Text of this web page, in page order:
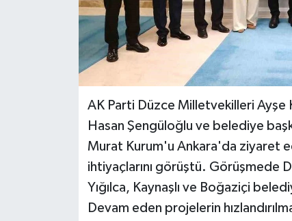
AK Parti Düzce Milletvekilleri Ayşe
Hasan Şengüloğlu ve belediye
Murat Kurum'u Ankara'da ziyaret
ihtiyaçlarını görüştü. Görüşmede
Yığılca, Kaynaşlı ve Boğaziçi
Devam eden projelerin